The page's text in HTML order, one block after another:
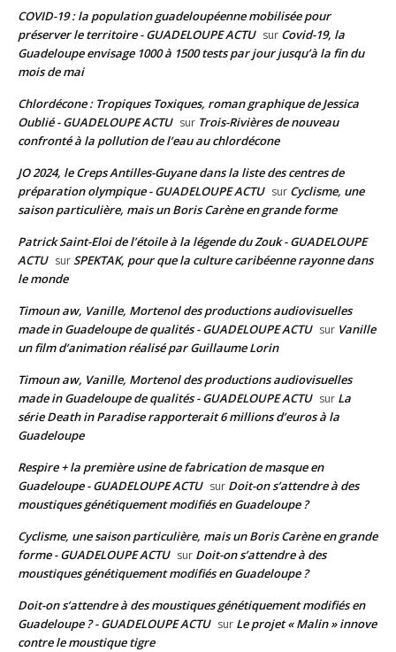
COVID-19 : la population guadeloupéenne mobilisée pour
préserver le territoire - GUADELOUPE ACTU sur Covid-19, la
Guadeloupe envisage 1000 à 1500 tests par jour jusqu’à la fin du
mois de mai
Chlordécone : Tropiques Toxiques, roman graphique de Jessica
Oublié - GUADELOUPE ACTU sur Trois-Rivières de nouveau
confronté à la pollution de l’eau au chlordécone
JO 2024, le Creps Antilles-Guyane dans la liste des centres de
préparation olympique - GUADELOUPE ACTU sur Cyclisme, une
saison particulière, mais un Boris Carène en grande forme
Patrick Saint-Eloi de l’étoile à la légende du Zouk - GUADELOUPE
ACTU surSPEKTAK, pour que la culture caribéenne rayonne dans
le monde
Timoun aw, Vanille, Mortenol des productions audiovisuelles
made in Guadeloupe de qualités - GUADELOUPE ACTU sur Vanille
un film d’animation réalisé par Guillaume Lorin
Timoun aw, Vanille, Mortenol des productions audiovisuelles
made in Guadeloupe de qualités - GUADELOUPE ACTU sur La
série Death in Paradise rapporterait 6 millions d’euros à la
Guadeloupe
Respire + la première usine de fabrication de masque en
Guadeloupe - GUADELOUPE ACTU sur Doit-on s’attendre à des
moustiques génétiquement modifiés en Guadeloupe ?
Cyclisme, une saison particulière, mais un Boris Carène en grande
forme - GUADELOUPE ACTU sur Doit-on s’attendre à des
moustiques génétiquement modifiés en Guadeloupe ?
Doit-on s’attendre à des moustiques génétiquement modifiés en
Guadeloupe ? - GUADELOUPE ACTU sur Le projet « Malin » innove
contre le moustique tigre